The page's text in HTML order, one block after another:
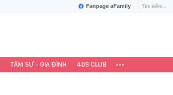
Fanpage aFamily
TÂM SỰ - GIA ĐÌNH 40S CLUB